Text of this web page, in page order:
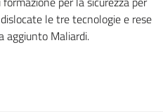
le tre tecnologie e rese
aggiunto Maliardi.